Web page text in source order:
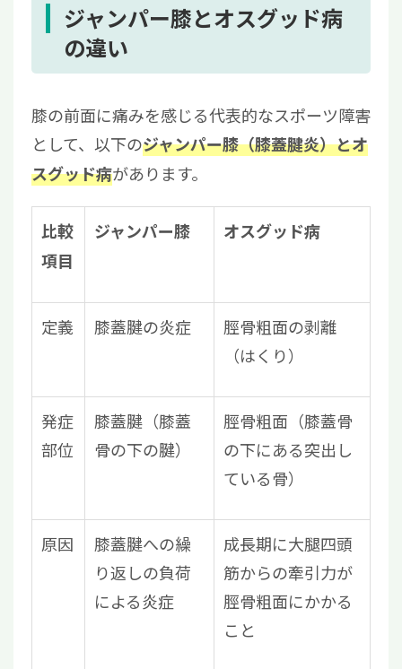
ジャンパー膝とオスグッド病の痛みには再生
医療による治療も選択肢の一つ
ジャンパー膝とオスグッド病
の違い
膝の前面に痛みを感じる代表的なスポーツ障害
として、以下のジャンパー膝（膝蓋腱炎）とオ
スグッド病があります。
比較
項目
ジャンパー膝 オスグッド病
定義 膝蓋腱の炎症
脛骨粗面の剥離
（はくり）
発症
部位
膝蓋腱（膝蓋
骨の下の腱）
脛骨粗面（膝蓋骨
の下にある突出し
ている骨）
原因
膝蓋腱への繰
り返しの負荷
による炎症
成長期に大腿四頭
筋からの牽引力が
脛骨粗面にかかる
こと